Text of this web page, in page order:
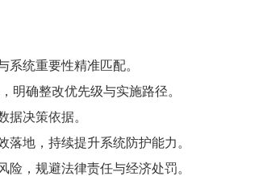
统重要性精准匹配。
明确整改优先级与实施路径。
决策依据。
地，持续提升系统防护能力。
，规避法律责任与经济处罚。